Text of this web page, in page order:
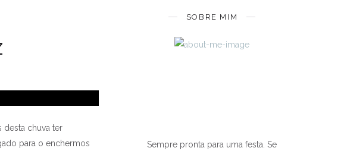
desta chuva ter
para o enchermos
SOBRE MIM
Sempre pronta para uma festa. Se